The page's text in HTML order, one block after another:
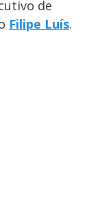
de
Filipe Luís.